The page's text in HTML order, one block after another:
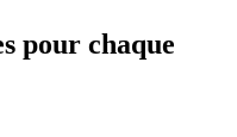
pour chaque